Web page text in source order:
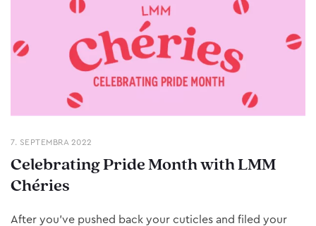
7. SEPTEMBRA 2022
Celebrating Pride Month with LMM
Chéries
After you’ve pushed back your cuticles and filed your